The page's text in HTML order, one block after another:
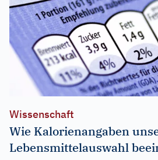
Wissenschaft
Wie Kalorienangaben
Lebensmittelauswahl